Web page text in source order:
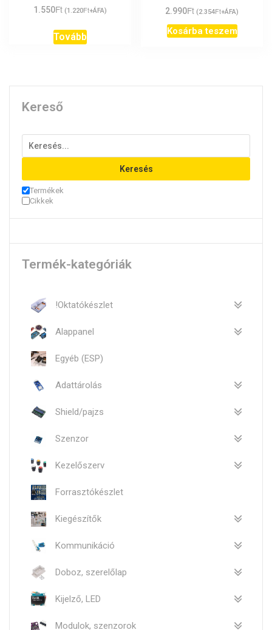
1.550Ft (1.220Ft+ÁFA)
Tovább
2.990Ft (2.354Ft+ÁFA)
Kosárba teszem
Kereső
Keresés
Termékek
Cikkek
Termék-kategóriák
!Oktatókészlet
Alappanel
Egyéb (ESP)
Adattárolás
Shield/pajzs
Szenzor
Kezelőszerv
Forrasztókészlet
Kiegészítők
Kommunikáció
Doboz, szerelőlap
Kijelző, LED
Modulok, szenzorok